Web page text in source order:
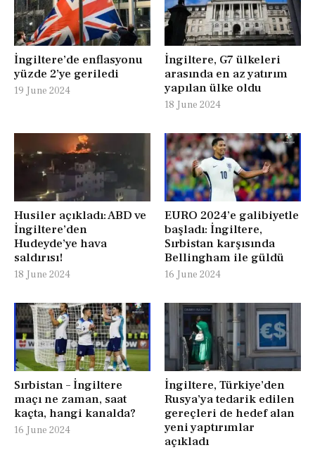
İngiltere’de enflasyonu
yüzde 2’ye geriledi
19 June 2024
İngiltere, G7 ülkeleri
arasında en az yatırım
yapılan ülke oldu
18 June 2024
Husiler açıkladı: ABD ve
İngiltere’den
Hudeyde’ye hava
saldırısı!
18 June 2024
EURO 2024’e galibiyetle
başladı: İngiltere,
Sırbistan karşısında
Bellingham ile güldü
16 June 2024
Sırbistan – İngiltere
maçı ne zaman, saat
kaçta, hangi kanalda?
16 June 2024
İngiltere, Türkiye’den
Rusya’ya tedarik edilen
gereçleri de hedef alan
yeni yaptırımlar
açıkladı